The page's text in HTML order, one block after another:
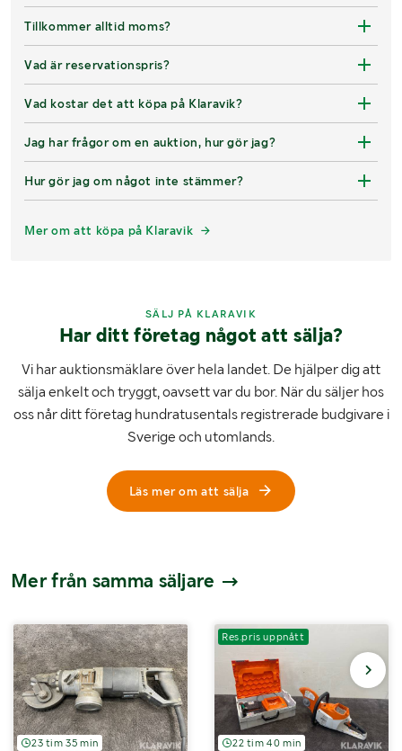
Tillkommer alltid moms?
Vad är reservationspris?
Vad kostar det att köpa på Klaravik?
Jag har frågor om en auktion, hur gör jag?
Hur gör jag om något inte stämmer?
Mer om att köpa på Klaravik
SÄLJ PÅ KLARAVIK
Har ditt företag något att sälja?
Vi har auktionsmäklare över hela landet. De hjälper dig att
sälja enkelt och tryggt, oavsett var du bor. När du säljer hos
oss når ditt företag hundratusentals registrerade budgivare i
Sverige och utomlands.
Läs mer om att sälja
Mer från samma säljare
23 tim 35 min
Res.pris uppnått
22 tim 40 min